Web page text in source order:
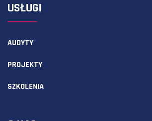
USŁUGI
AUDYTY
PROJEKTY
SZKOLENIA